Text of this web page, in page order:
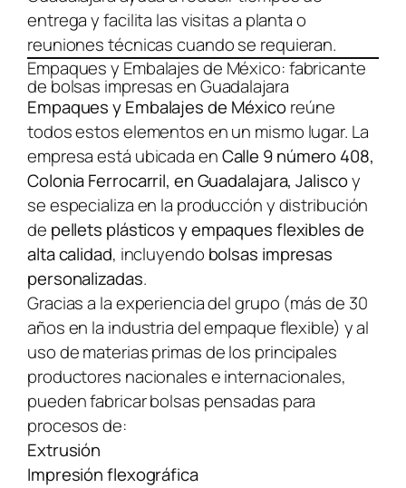
entrega y facilita las visitas a planta o
reuniones técnicas cuando se requieran.
Empaques y Embalajes de México: fabricante
de bolsas impresas en Guadalajara
Empaques y Embalajes de Méxicoreúne
todos estos elementos en un mismo lugar. La
empresa está ubicada enCalle 9 número 408,
Colonia Ferrocarril, en Guadalajara, Jaliscoy
se especializa en la producción y distribución
de pellets plásticos y empaques flexibles de
alta calidad, incluyendo bolsas impresas
personalizadas.
Gracias a la experiencia del grupo (más de 30
años en la industria del empaque flexible) y al
uso de materias primas de los principales
productores nacionales e internacionales,
pueden fabricar bolsas pensadas para
procesos de:
Extrusión
Impresión flexográfica